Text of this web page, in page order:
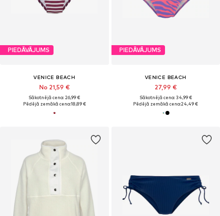
PIEDĀVĀJUMS
VENICE BEACH
No 21,59 €
Sākotnējā cena: 26,99 €
Pēdējā zemākā cena:18,89 €
PIEDĀVĀJUMS
VENICE BEACH
27,99 €
Sākotnējā cena: 34,99 €
Pēdējā zemākā cena:24,49 €